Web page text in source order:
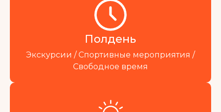
Полдень
Экскурсии / Спортивные мероприятия /
Свободное время